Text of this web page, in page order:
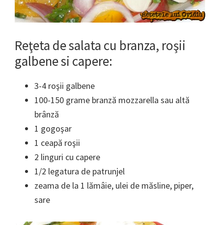
Reţeta de salata cu branza, roşii
galbene si capere:
3-4 roşii galbene
100-150 grame branză mozzarella sau altă
brânză
1 gogoşar
1 ceapă roşii
2 linguri cu capere
1/2 legatura de patrunjel
zeama de la 1 lămâie, ulei de măsline, piper,
sare